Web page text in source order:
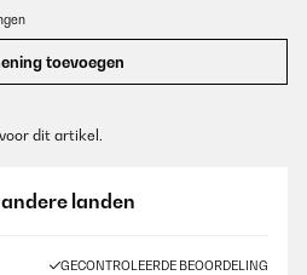
toevoegen
dit artikel.
landen
GECONTROLEERDE BEOORDELING